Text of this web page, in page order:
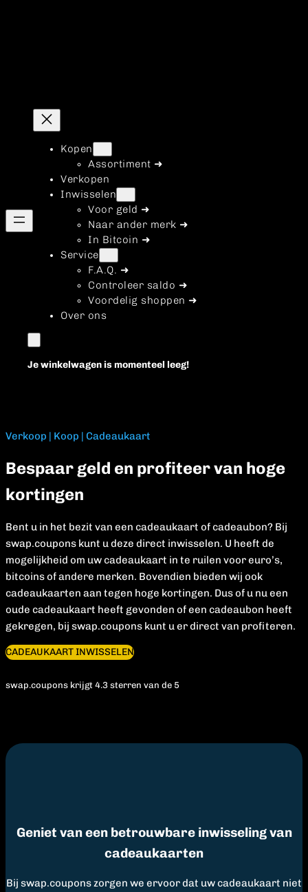
Kopen
Assortiment ➜
Verkopen
Inwisselen
Voor geld ➜
Naar ander merk ➜
In Bitcoin ➜
Service
F.A.Q. ➜
Controleer saldo ➜
Voordelig shoppen ➜
Over ons
Je winkelwagen is momenteel leeg!
Verkoop | Koop | Cadeaukaart
Bespaar geld en profiteer van hoge
kortingen
Bent u in het bezit van een cadeaukaart of cadeaubon? Bij
swap.coupons kunt u deze direct inwisselen. U heeft de
mogelijkheid om uw cadeaukaart in te ruilen voor euro’s,
bitcoins of andere merken. Bovendien bieden wij ook
cadeaukaarten aan tegen hoge kortingen. Dus of u nu een
oude cadeaukaart heeft gevonden of een cadeaubon heeft
gekregen, bij swap.coupons kunt u er direct van profiteren.
CADEAUKAART INWISSELEN
swap.coupons krijgt 4.3 sterren van de 5
Geniet van een betrouwbare inwisseling van
cadeaukaarten
Bij swap.coupons zorgen we ervoor dat uw cadeaukaart niet